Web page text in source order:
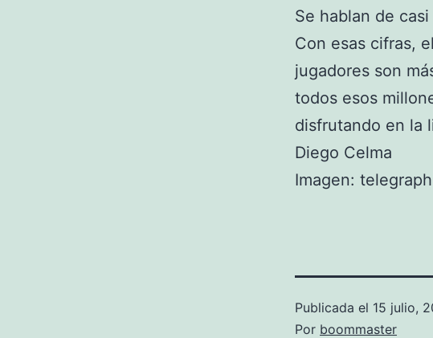
Se hablan de
Con esas cifras,
jugadores son
todos esos
disfrutando en la
Diego Celma
Imagen: telegraph
Publicada el 15 julio,
Por boommaster